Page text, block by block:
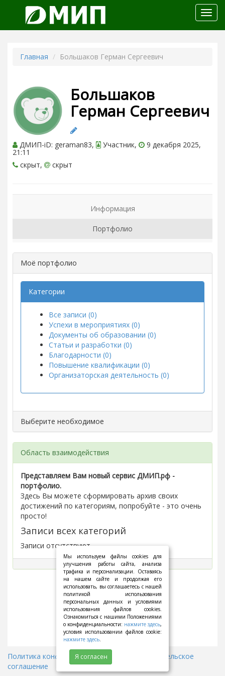
меню
Главная Большаков Герман Сергеевич
Большаков
Герман Сергеевич
ДМИП-iD: geraman83, Участник, 9 декабря 2025,
21:11
скрыт,
скрыт
Информация
Портфолио
Моё портфолио
Категории
Все записи (0)
Успехи в мероприятиях (0)
Документы об образовании (0)
Статьи и разработки (0)
Благодарности (0)
Повышение квалификации (0)
Организаторская деятельность (0)
Выберите необходимое
Область взаимодействия
Представляем Вам новый сервис ДМИП.рф -
портфолио.
Здесь Вы можете сформировать архив своих
достижений по категориям, попробуйте - это очень
просто!
Записи всех категорий
Записи отсутствуют.
Политика конфиденциальности
Пользовательское
соглашение
Мы используем файлы cookies для
улучшения работы сайта, анализа
трафика и персонализации. Оставаясь
на нашем сайте и продолжая его
использовать, вы соглашаетесь с нашей
политикой использования
персональных данных и условиями
использования файлов cookies.
Ознакомиться с нашими Положениями
о конфиденциальности: нажмите здесь,
условия использовании файлов cookie:
нажмите здесь.
Я согласен